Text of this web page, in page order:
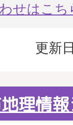
せはこち
更新
理情